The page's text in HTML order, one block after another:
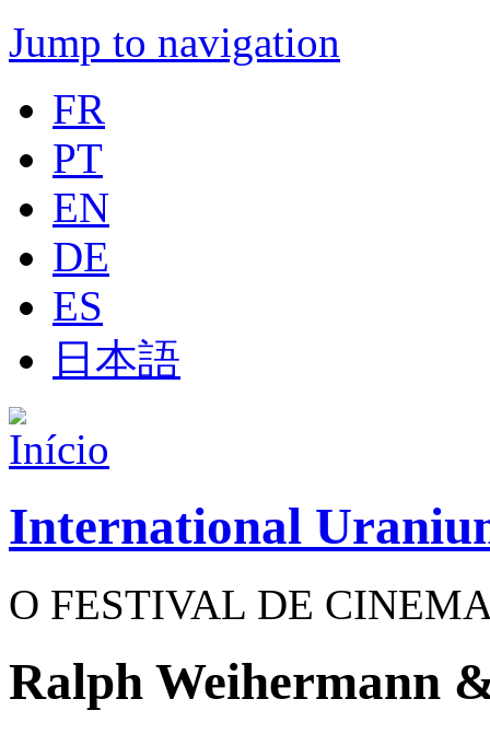
Jump to navigation
FR
PT
EN
DE
ES
日本語
International
O FESTIVAL DE
Ralph Weihermann